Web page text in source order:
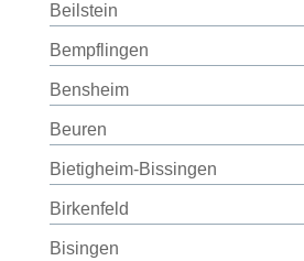
Beilstein
Bempflingen
Bensheim
Beuren
Bietigheim-Bissingen
Birkenfeld
Bisingen